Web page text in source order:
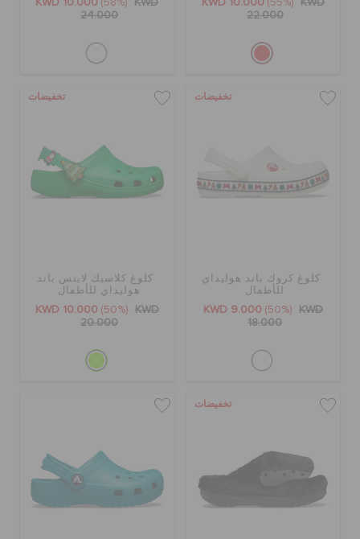
22.000
24.000
تخفيضات
كلوغ كروك باند هوليداي
للأطفال
KWD 9.000 (50%)
KWD
18.000
تخفيضات
كلوغ كلاسيك لايتس باند
هوليداي للأطفال
KWD 10.000 (50%)
KWD
20.000
تخفيضات